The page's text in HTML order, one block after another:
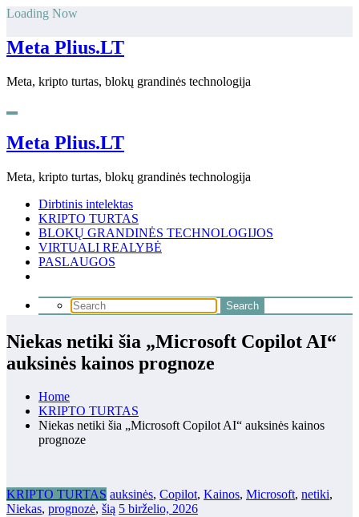
Skip
content
Loading Now
Meta Plius.LT
Meta, kripto turtas, blokų grandinės technologija
Meta Plius.LT
Meta, kripto turtas, blokų grandinės technologija
Dirbtinis intelektas
KRIPTO TURTAS
BLOKŲ GRANDINĖS TECHNOLOGIJOS
VIRTUALI REALYBĖ
PASLAUGOS
Niekas netiki šia „Microsoft Copilot AI“
auksinės kainos prognoze
Home
KRIPTO TURTAS
Niekas netiki šia „Microsoft Copilot AI“ auksinės kainos
prognoze
KRIPTO TURTAS auksinės, Copilot, Kainos, Microsoft, netiki,
Niekas, prognozė, šią 5 birželio, 2026